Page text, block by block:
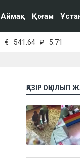
Аймақ Қоғам
€ 541.64 ₽ 5.71
ҚАЗІР ОҚЫЛЫП